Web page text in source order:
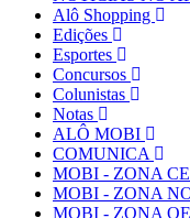
Alô Shopping
Edições
Esportes
Concursos
Colunistas
Notas
ALÔ MOBI
COMUNICA
MOBI - ZONA
MOBI - ZONA
MOBI - ZONA